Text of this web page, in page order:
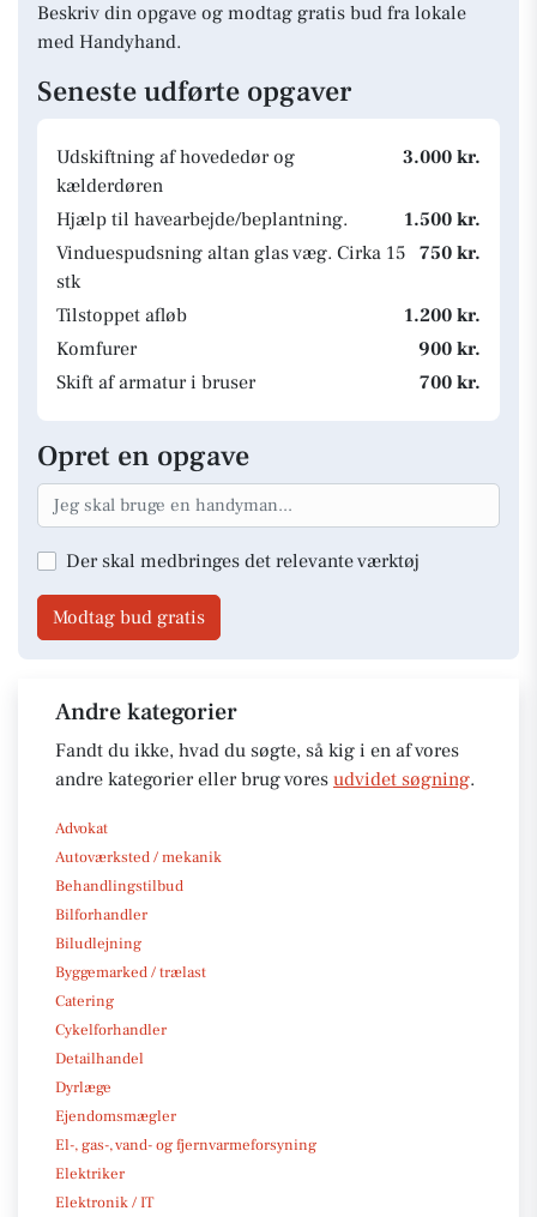
Beskriv din opgave og modtag gratis bud fra lokale
med Handyhand.
Seneste udførte opgaver
Udskiftning af hovededør og
kælderdøren
3.000 kr.
Hjælp til havearbejde/beplantning.
1.500 kr.
Vinduespudsning altan glas væg. Cirka 15
stk
750 kr.
Tilstoppet afløb
1.200 kr.
Komfurer
900 kr.
Skift af armatur i bruser
700 kr.
Opret en opgave
Der skal medbringes det relevante værktøj
Modtag bud gratis
Andre kategorier
Fandt du ikke, hvad du søgte, så kig i en af vores
andre kategorier eller brug vores udvidet søgning.
Advokat
Autoværksted / mekanik
Behandlingstilbud
Bilforhandler
Biludlejning
Byggemarked / trælast
Catering
Cykelforhandler
Detailhandel
Dyrlæge
Ejendomsmægler
El-, gas-, vand- og fjernvarmeforsyning
Elektriker
Elektronik / IT